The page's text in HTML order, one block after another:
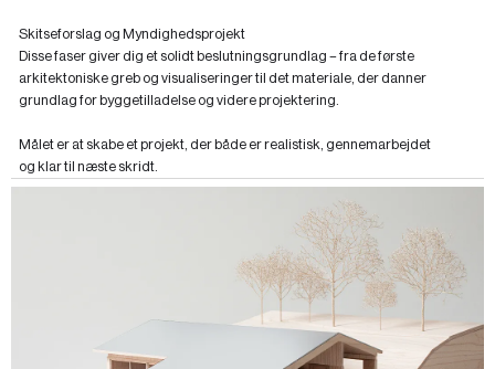
Skitseforslag og Myndighedsprojekt
Disse faser giver dig et solidt beslutningsgrundlag – fra de første
arkitektoniske greb og visualiseringer til det materiale, der danner
grundlag for byggetilladelse og videre projektering.
Målet er at skabe et projekt, der både er realistisk, gennemarbejdet
og klar til næste skridt.